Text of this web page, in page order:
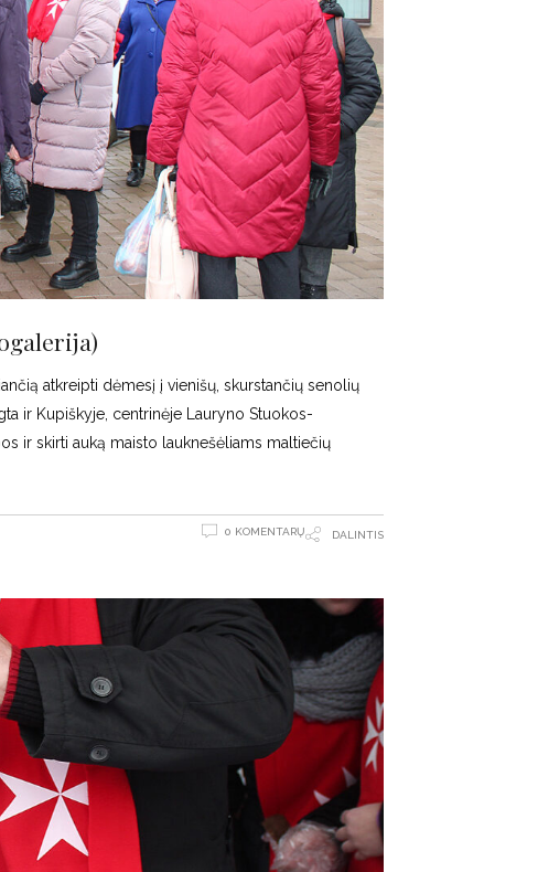
atkreipti dėmesį į vienišų, skurstančių senolių
ir Kupiškyje, centrinėje Lauryno Stuokos-
ir skirti auką maisto lauknešėliams maltiečių
0 KOMENTARŲ DALINTIS